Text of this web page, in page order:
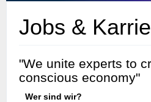
Jobs &
"We unite experts to
conscious economy"
Wer sind wir?